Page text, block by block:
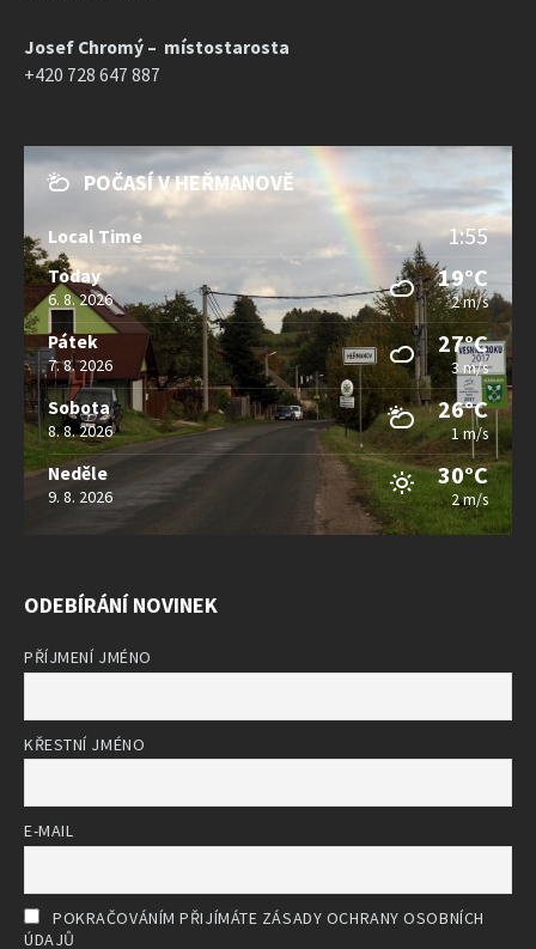
Josef Chromý – místostarosta
+420 728 647 887
POČASÍ V HEŘMANOVĚ
Local Time 1:55
Today
6. 8. 2026
19°C
2 m/s
Pátek
7. 8. 2026
27°C
3 m/s
Sobota
8. 8. 2026
26°C
1 m/s
Neděle
9. 8. 2026
30°C
2 m/s
ODEBÍRÁNÍ NOVINEK
PŘÍJMENÍ JMÉNO
KŘESTNÍ JMÉNO
E-MAIL
POKRAČOVÁNÍM PŘIJÍMÁTE ZÁSADY OCHRANY OSOBNÍCH
ÚDAJŮ